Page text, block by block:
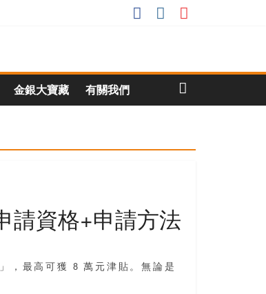
金銀大寶藏 有關我們
請資格+申請方法
，最高可獲 8 萬元津貼。無論是